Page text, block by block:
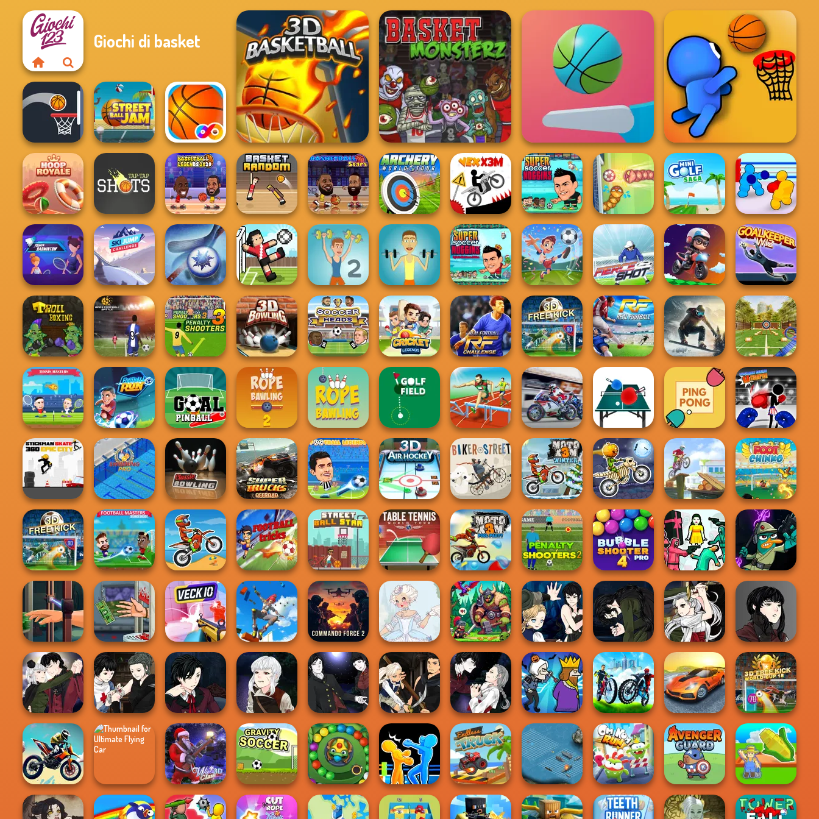
Giochi di basket
3D Basketball Basket Monsterz Flipper Dunk 3D Basket Battle
Bouncy Dunks Street Ball Jam Basketball FRVR
Hoop Royale Tap-Tap Shots
Basketball
Legends 2020
Basket Random Basketball Stars
Archery World
Tour
Vex X3M
Super Soccer
Noggins
Soccer Snakes Mini Golf Saga
Boxing Gang
Stars
Power
Badminton
Ski Jump
Challenge
Air Hockey Cup Soccer Random Muscle Clicker 2 Muscle Clicker
Super Soccer
Noggins
Christmas
Football
Superstars 2024
Fierce Shot Moto Boss Goalkeeper Wiz
Troll Boxing
Apex Football
Battle
Penalty Shooters
3
3D Bowling Soccer Heads Cricket Legends
Real Football
Challenge
Free Kick Classic Real Football
Snowboard King
2024
Archery Master
Tennis Masters Football Run Goal Pinball Rope Bawling 2 Rope Bawling Golf Field Hurdles Heroes
Super Bike Wild
Race
Table Tennis Pro Ping Pong
Stickman Boxing
KO Champion
Stickman Skate:
360 Epic City
Swimming Pro Classic Bowling
Super Trucks
Offroad 2
Football
Legends 2021
3D Air Hockey Biker Street Moto X3M Winter
Moto X3M
Spooky Land
Moto Maniac Foot Chinko
3D Free Kick Football Masters Moto X3M Football Tricks Street Ball Star
Table Tennis
World Tour
Moto X3M Pool
Party
Penalty Shooters
2
Bubble Shooter
Pro 4
Squid Battle
Simulator
Agent P Rebel
Spy
Hand Me The
Goods
Handless
Millionaire
Veck.io
Only Up 3D
Parkour Go
Ascend
Commando
Force 2
Marie Antoinette
2.0
Dragon Hunter
Manga Creator
Vampire Hunter
P...
Manga Creator
Vampire Hunter
P...
Manga Creator
Vampire Hunter
P...
Manga Creator
Vampire Hunter
P...
Manga Creator
Vampire Hunter
P...
Manga Creator
Manga Creator
Vampire Hunter
P...
Manga Creator
Vampire Hunter
P...
Manga Creator
Vampire Hunter
P...
Manga Creator
Vampire Hunter
P...
Manga Creator
Vampire Hunter
P...
Murder
City Bike Racing
Champion
Madness Driver
Vertigo City
3D Free Kick
World Cup 18